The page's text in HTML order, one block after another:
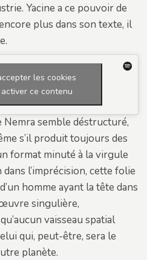
Yacine a ce pouvoir de
plus dans son texte, il
les cookies
ce contenu
Nemra semble déstructuré,
s’il produit toujours des
format minuté à la virgule
dans l’imprécision, cette folie
homme ayant la tête dans
singulière,
vaisseau spatial
qui, peut-être, sera le
planète.